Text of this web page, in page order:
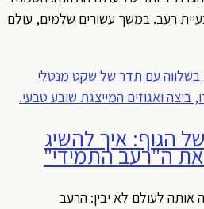
רעב. במשך עשורים שלמים, עולם
הגוף: איך להשיג
ה"רעב התמידי"
לעולם לא יבין: הרעב